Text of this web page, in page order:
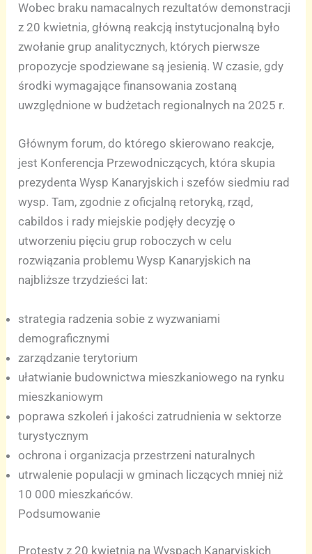
Wobec braku namacalnych rezultatów demonstracji
z 20 kwietnia, główną reakcją instytucjonalną było
zwołanie grup analitycznych, których pierwsze
propozycje spodziewane są jesienią. W czasie, gdy
środki wymagające finansowania zostaną
uwzględnione w budżetach regionalnych na 2025 r.
Głównym forum, do którego skierowano reakcje,
jest Konferencja Przewodniczących, która skupia
prezydenta Wysp Kanaryjskich i szefów siedmiu rad
wysp. Tam, zgodnie z oficjalną retoryką, rząd,
cabildos i rady miejskie podjęły decyzję o
utworzeniu pięciu grup roboczych w celu
rozwiązania problemu Wysp Kanaryjskich na
najbliższe trzydzieści lat:
strategia radzenia sobie z wyzwaniami
demograficznymi
zarządzanie terytorium
ułatwianie budownictwa mieszkaniowego na rynku
mieszkaniowym
poprawa szkoleń i jakości zatrudnienia w sektorze
turystycznym
ochrona i organizacja przestrzeni naturalnych
utrwalenie populacji w gminach liczących mniej niż
10 000 mieszkańców.
Podsumowanie
Protesty z 20 kwietnia na Wyspach Kanaryjskich